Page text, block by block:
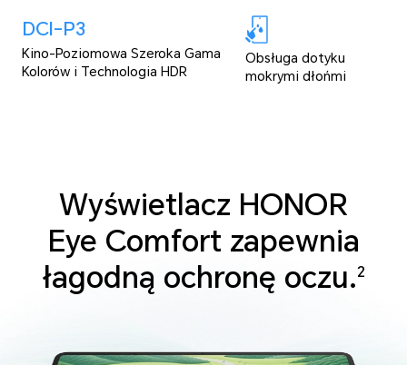
DCI-P3
Kino-Poziomowa Szeroka Gama
Kolorów i Technologia HDR
Obsługa dotyku
mokrymi dłońmi
Wyświetlacz HONOR
Eye Comfort zapewnia
łagodną ochronę oczu.2